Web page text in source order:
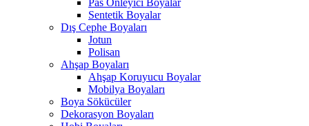
Pas Önleyici Boyalar
Sentetik Boyalar
Dış Cephe Boyaları
Jotun
Polisan
Ahşap Boyaları
Ahşap Koruyucu Boyalar
Mobilya Boyaları
Boya Sökücüler
Dekorasyon Boyaları